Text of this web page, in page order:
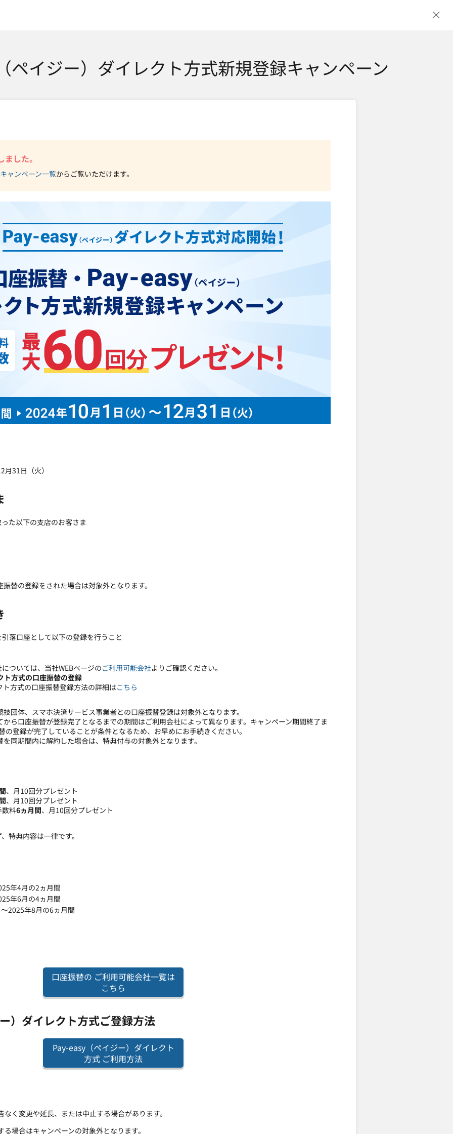
ペイジー）ダイレクト方式新規登録キャンペーン
した。
キャンペーン一覧からご覧いただけます。
31日（火）
た以下の支店のお客さま
替の登録をされた場合は対象外となります。
落口座として以下の登録を行うこと
ついては、当社WEBページのご利用可能会社よりご確認ください。
方式の口座振替の登録
方式の口座振替登録方法の詳細はこちら
団体、スマホ決済サービス事業者との口座振替登録は対象外となります。
ら口座振替が登録完了となるまでの期間はご利用会社によって異なります。キャンペーン期間終了ま
の登録が完了していることが条件となるため、お早めにお手続きください。
同期間内に解約した場合は、特典付与の対象外となります。
、月10回分プレゼント
、月10回分プレゼント
料6ヵ月間、月10回分プレゼント
特典内容は一律です。
年4月の2ヵ月間
年6月の4ヵ月間
2025年8月の6ヵ月間
口座振替の ご利用可能会社一覧は
こちら
）ダイレクト方式ご登録方法
Pay-easy（ペイジー）ダイレクト
方式 ご利用方法
く変更や延長、または中止する場合があります。
場合はキャンペーンの対象外となります。